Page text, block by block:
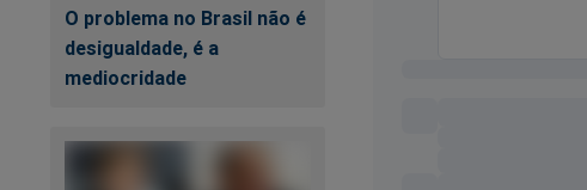
O problema no Brasil não é
desigualdade, é a
mediocridade